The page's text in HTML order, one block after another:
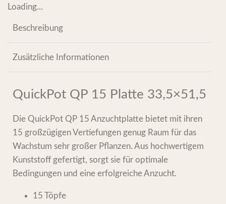
Loading...
Beschreibung
Zusätzliche Informationen
QuickPot QP 15 Platte 33,5×51,5
Die QuickPot QP 15 Anzuchtplatte bietet mit ihren
15 großzügigen Vertiefungen genug Raum für das
Wachstum sehr großer Pflanzen. Aus hochwertigem
Kunststoff gefertigt, sorgt sie für optimale
Bedingungen und eine erfolgreiche Anzucht.
15 Töpfe